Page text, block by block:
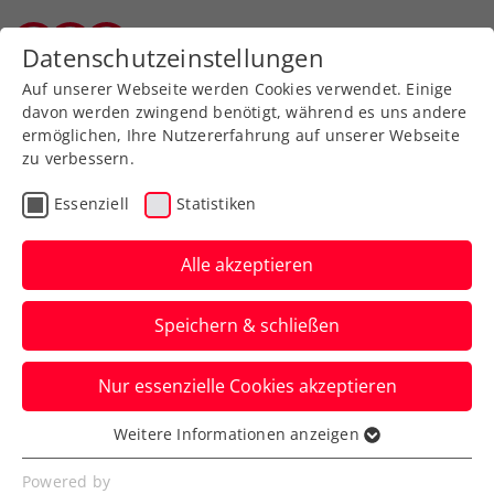
Zurück zur Newsübersicht
WTA
Premierenerfolg: Tagger
feiert in Jiujiang 1. WTA-
Hauptbewerbssieg
Mit einem Alter von erst 17 Jahren ist die
ÖTV-Hoffnung die jüngste Österreicherin
seit 2005, der dies gelingt.
Verfasst von: Manuel Wachta, 28.10.2025
Datenschutzeinstellungen
Auf unserer Webseite werden Cookies verwendet. Einige
davon werden zwingend benötigt, während es uns andere
ermöglichen, Ihre Nutzererfahrung auf unserer Webseite
zu verbessern.
Essenziell Statistiken
Alle akzeptieren
Speichern & schließen
Nur essenzielle Cookies akzeptieren
Essenziell
Essenzielle Cookies werden für grundlegende
Weitere Informationen anzeigen
Powered by